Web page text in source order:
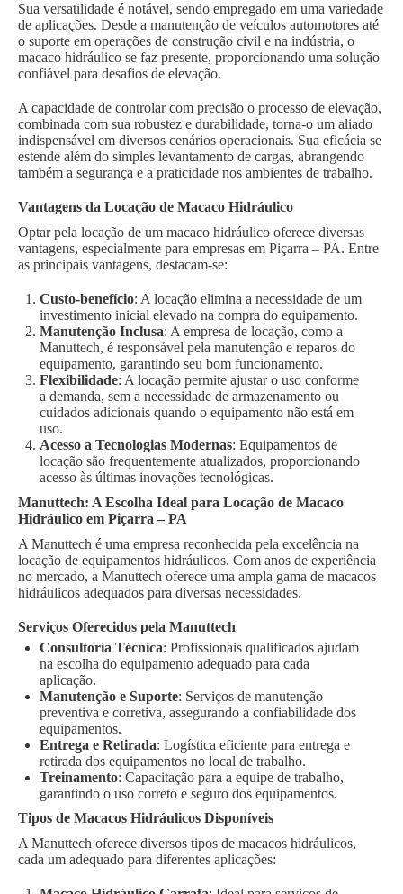
Sua versatilidade é notável, sendo empregado em uma variedade
de aplicações. Desde a manutenção de veículos automotores até
o suporte em operações de construção civil e na indústria, o
macaco hidráulico se faz presente, proporcionando uma solução
confiável para desafios de elevação.
A capacidade de controlar com precisão o processo de elevação,
combinada com sua robustez e durabilidade, torna-o um aliado
indispensável em diversos cenários operacionais. Sua eficácia se
estende além do simples levantamento de cargas, abrangendo
também a segurança e a praticidade nos ambientes de trabalho.
Vantagens da Locação de Macaco Hidráulico
Optar pela locação de um macaco hidráulico oferece diversas
vantagens, especialmente para empresas em Piçarra – PA. Entre
as principais vantagens, destacam-se:
Custo-benefício: A locação elimina a necessidade de um
investimento inicial elevado na compra do equipamento.
Manutenção Inclusa: A empresa de locação, como a
Manuttech, é responsável pela manutenção e reparos do
equipamento, garantindo seu bom funcionamento.
Flexibilidade: A locação permite ajustar o uso conforme
a demanda, sem a necessidade de armazenamento ou
cuidados adicionais quando o equipamento não está em
uso.
Acesso a Tecnologias Modernas: Equipamentos de
locação são frequentemente atualizados, proporcionando
acesso às últimas inovações tecnológicas.
Manuttech: A Escolha Ideal para Locação de Macaco
Hidráulico em Piçarra – PA
A Manuttech é uma empresa reconhecida pela excelência na
locação de equipamentos hidráulicos. Com anos de experiência
no mercado, a Manuttech oferece uma ampla gama de macacos
hidráulicos adequados para diversas necessidades.
Serviços Oferecidos pela Manuttech
Consultoria Técnica: Profissionais qualificados ajudam
na escolha do equipamento adequado para cada
aplicação.
Manutenção e Suporte: Serviços de manutenção
preventiva e corretiva, assegurando a confiabilidade dos
equipamentos.
Entrega e Retirada: Logística eficiente para entrega e
retirada dos equipamentos no local de trabalho.
Treinamento: Capacitação para a equipe de trabalho,
garantindo o uso correto e seguro dos equipamentos.
Tipos de Macacos Hidráulicos Disponíveis
A Manuttech oferece diversos tipos de macacos hidráulicos,
cada um adequado para diferentes aplicações: